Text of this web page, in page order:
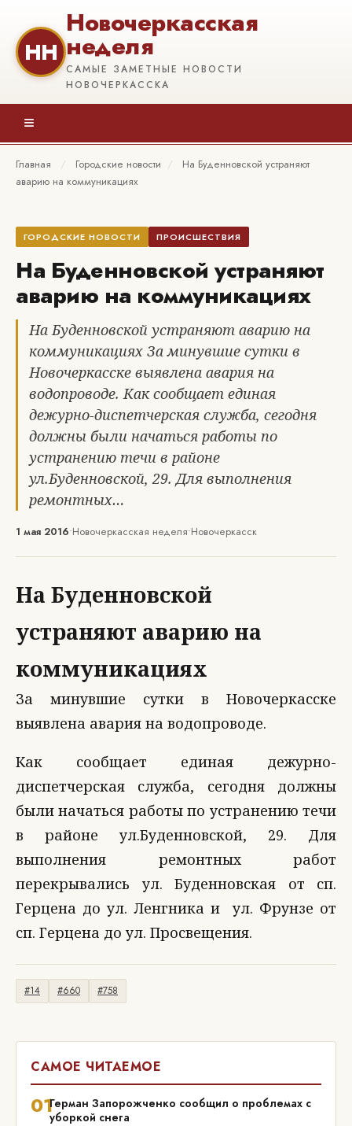
НН
Новочеркасская
неделя
САМЫЕ ЗАМЕТНЫЕ НОВОСТИ
НОВОЧЕРКАССКА
≡
Главная / Городские новости /
На Буденновской устраняют
аварию на коммуникациях
ГОРОДСКИЕ НОВОСТИ ПРОИСШЕСТВИЯ
На Буденновской устраняют
аварию на коммуникациях
На Буденновской устраняют аварию на
коммуникациях За минувшие сутки в
Новочеркасске выявлена авария на
водопроводе. Как сообщает единая
дежурно-диспетчерская служба, сегодня
должны были начаться работы по
устранению течи в районе
ул.Буденновской, 29. Для выполнения
ремонтных…
1 мая 2016•Новочеркасская неделя•Новочеркасск
На Буденновской
устраняют аварию на
коммуникациях
За минувшие сутки в Новочеркасске
выявлена авария на водопроводе.
Как сообщает единая дежурно-
диспетчерская служба, сегодня должны
были начаться работы по устранению течи
в районе ул.Буденновской, 29. Для
выполнения ремонтных работ
перекрывались ул. Буденновская от сп.
Герцена до ул. Ленгника и ул. Фрунзе от
сп. Герцена до ул. Просвещения.
#14 #660 #758
САМОЕ ЧИТАЕМОЕ
01Герман Запорожченко сообщил о проблемах с
уборкой снега